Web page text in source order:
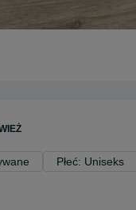
Płeć: Uniseks